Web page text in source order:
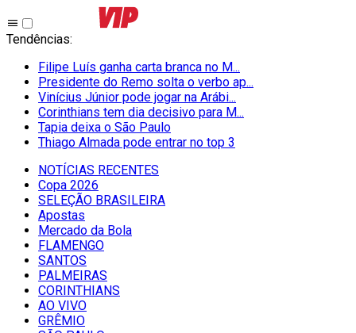
Tendências:
Filipe Luís ganha carta branca no M...
Presidente do Remo solta o verbo ap...
Vinícius Júnior pode jogar na Arábi...
Corinthians tem dia decisivo para M...
Tapia deixa o São Paulo
Thiago Almada pode entrar no top 3
NOTÍCIAS RECENTES
Copa 2026
SELEÇÃO BRASILEIRA
Apostas
Mercado da Bola
FLAMENGO
SANTOS
PALMEIRAS
CORINTHIANS
AO VIVO
GRÊMIO